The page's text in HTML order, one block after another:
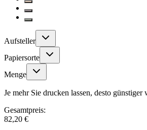
Aufsteller
Papiersorte
Menge
Je mehr Sie drucken lassen, desto
Gesamtpreis:
82,20 €